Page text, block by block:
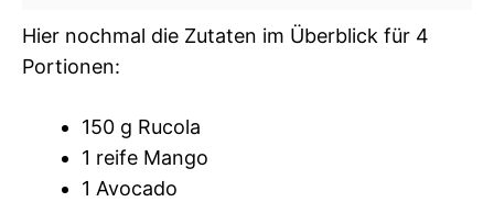
Hier nochmal die Zutaten im Überblick für 4
Portionen:
150 g Rucola
1 reife Mango
1 Avocado